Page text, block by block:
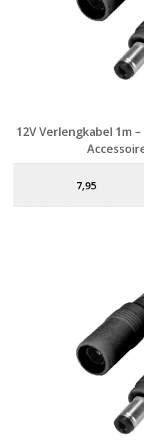
12V Verlengkabel 1m
7,95